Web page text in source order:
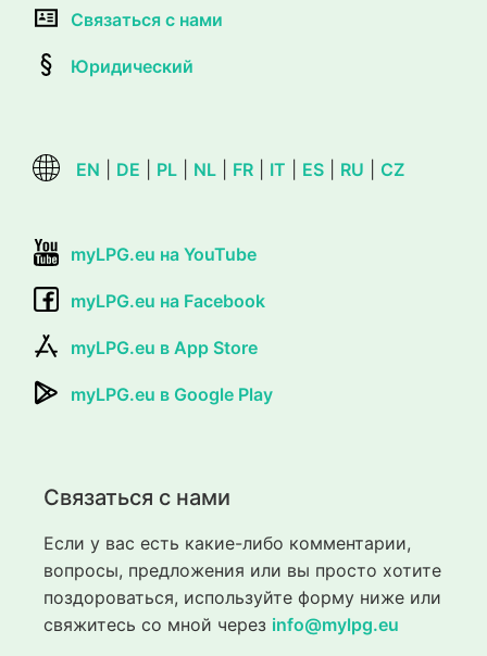
Связаться с нами
Юридический
EN DE PL NL FR IT ES RU CZ
myLPG.eu на YouTube
myLPG.eu на Facebook
myLPG.eu в App Store
myLPG.eu в Google Play
Связаться с нами
Если у вас есть какие-либо комментарии,
вопросы, предложения или вы просто хотите
поздороваться, используйте форму ниже или
свяжитесь со мной через info@mylpg.eu